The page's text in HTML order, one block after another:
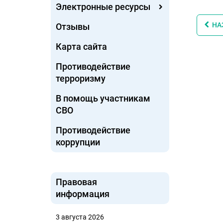
Электронные ресурсы
Отзывы
Карта сайта
Противодействие
терроризму
В помощь участникам
СВО
Противодействие
коррупции
Правовая
информация
3 августа 2026